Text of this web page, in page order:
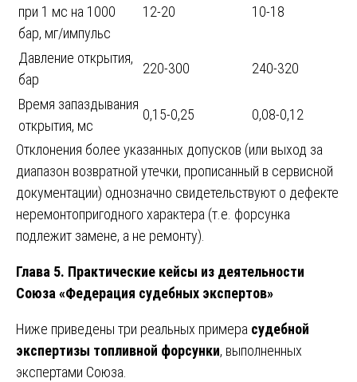
при 1 мс на 1000
бар, мг/импульс
12-20 10-18
Давление открытия,
бар
220-300 240-320
Время запаздывания
открытия, мс
0,15-0,25 0,08-0,12
Отклонения более указанных допусков (или выход за
диапазон возвратной утечки, прописанный в сервисной
документации) однозначно свидетельствуют о дефекте
неремонтопригодного характера (т.е. форсунка
подлежит замене, а не ремонту).
Глава 5. Практические кейсы из деятельности
Союза «Федерация судебных экспертов»
Ниже приведены три реальных примера судебной
экспертизы топливной форсунки, выполненных
экспертами Союза.